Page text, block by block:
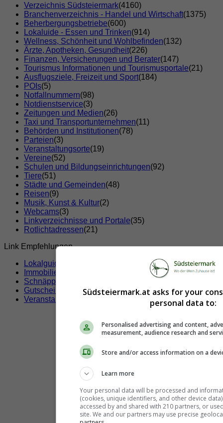
Verzeichnis Südsteiermark(4160)
Branchenverzeichnis - Handel und Wirtschaft(1375)
Beherbergungsbetriebe(600)
Lokaluide - Essen und Trinken(914)
Wellness, Schönheit und Wohlbefinden(132)
Ärzte, Apotheken, Gesundheit(226)
Finanzen, Versicherungen und Berater(147)
Tourismus Informationen und Tourismusportale(21)
Ausflugsziele, Freizeit und Sport(184)
POIs(5)
Notfallnummern(98)
Notdienstservice(3)
Zeitungen und Medien(26)
Taxi und Transportunternehmen(11)
Behörden und Institutionen(78)
Parteien(3)
Veranstaltungsorte(19)
Vereine(52)
Schulen und Bildungseinrichtungen(92)
Tiere(51)
Städte und Gemeinden(48)
Reisen(9)
Musik, Kunst & Kultur(2)
Webcams(3)
Linkverzeichnisse und Portale(35)
Rotlichtadressen(21)
Link Empfehlungen
Lokalguide
Immobilien
Schnäppchen
Gutscheine & Rabatte
Veranstaltungen
Südsteiermark.at asks for your
personal data to:
Personalised advertising and content,
measurement, audience research and
Store and/or access information on a
Learn more
Your personal data will be processed and
(cookies, unique identifiers, and other device
accessed by and shared with 210 partners, or
site. We and our partners may use precise